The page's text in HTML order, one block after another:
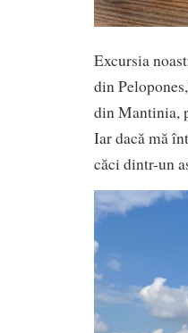
Excursia
din
din Mantinia,
Iar dacă mă
căci dintr-un